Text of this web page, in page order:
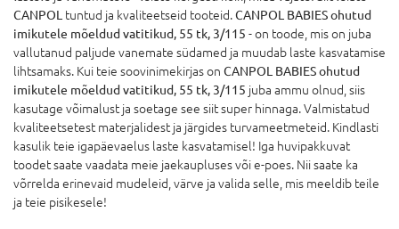
CANPOL tuntud ja kvaliteetseid tooteid.CANPOL BABIES ohutud
imikutele mõeldud vatitikud, 55 tk, 3/115 - on toode, mis on juba
vallutanud paljude vanemate südamed ja muudab laste kasvatamise
lihtsamaks. Kui teie soovinimekirjas on CANPOL BABIES ohutud
imikutele mõeldud vatitikud, 55 tk, 3/115 juba ammu olnud, siis
kasutage võimalust ja soetage see siit super hinnaga. Valmistatud
kvaliteetsetest materjalidest ja järgides turvameetmeteid. Kindlasti
kasulik teie igapäevaelus laste kasvatamisel! Iga huvipakkuvat
toodet saate vaadata meie jaekaupluses või e-poes. Nii saate ka
võrrelda erinevaid mudeleid, värve ja valida selle, mis meeldib teile
ja teie pisikesele!